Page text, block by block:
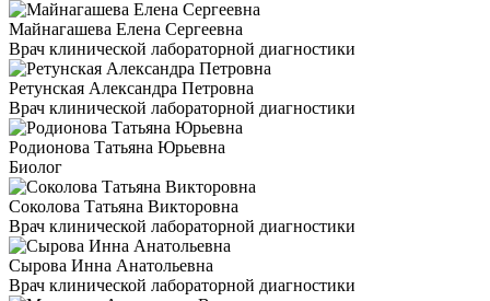
Майнагашева Елена Сергеевна
Врач клинической лабораторной диагностики
Ретунская Александра Петровна
Врач клинической лабораторной диагностики
Родионова Татьяна Юрьевна
Биолог
Соколова Татьяна Викторовна
Врач клинической лабораторной диагностики
Сырова Инна Анатольевна
Врач клинической лабораторной диагностики